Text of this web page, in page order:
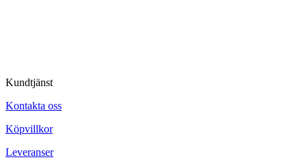
Kundtjänst
Kontakta oss
Köpvillkor
Leveranser